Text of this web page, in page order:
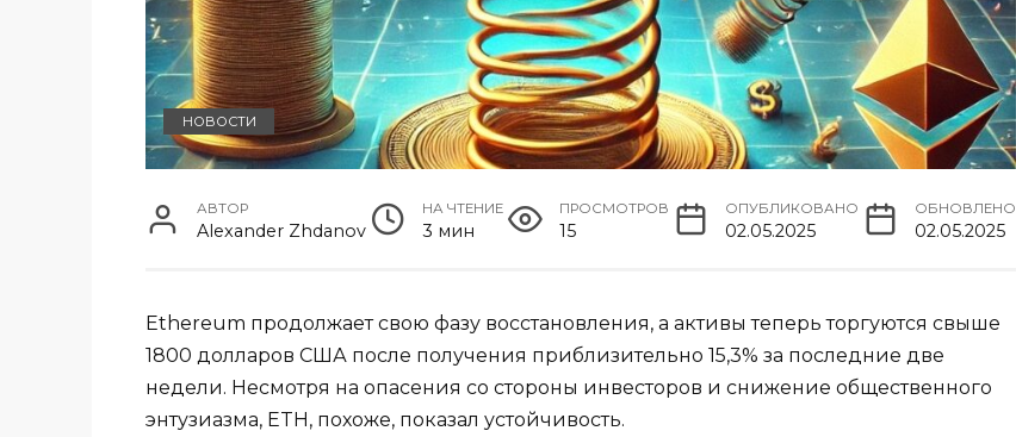
НОВОСТИ
АВТОР
Alexander Zhdanov
НА ЧТЕНИЕ
3 мин
ПРОСМОТРОВ
15
ОПУБЛИКОВАНО
02.05.2025
ОБНОВЛЕНО
02.05.2025
Ethereum продолжает свою фазу восстановления, а активы теперь торгуются свыше
1800 долларов США после получения приблизительно 15,3% за последние две
недели. Несмотря на опасения со стороны инвесторов и снижение общественного
энтузиазма, ETH, похоже, показал устойчивость.